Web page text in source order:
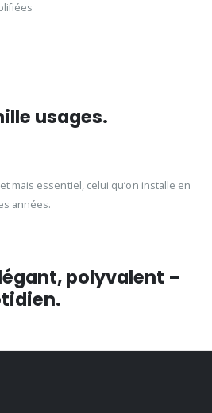
usages.
mais essentiel, celui qu’on installe en
années.
polyvalent –